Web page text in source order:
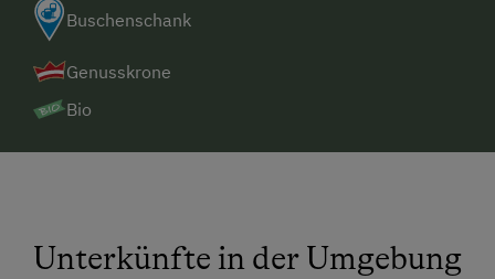
Buschenschank
Genusskrone
Bio
Unterkünfte in der Umgebung